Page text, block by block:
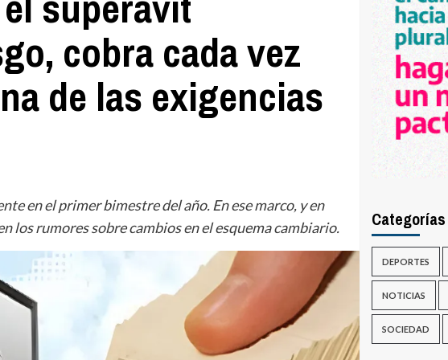
cobra cada vez
de las exigencias
en el primer bimestre del año. En ese marco, y en
los rumores sobre cambios en el esquema cambiario.
Categorías
DEPORTES
NOTICIAS
SOCIEDAD